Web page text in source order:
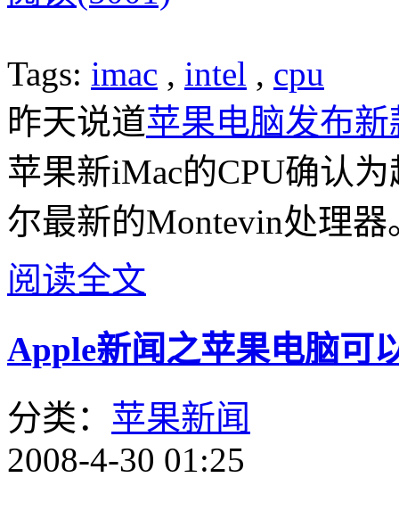
Tags: imac , intel , cpu
昨天说道苹果电脑发布新
苹果新iMac的CPU确认
尔最新的Montevin处理
阅读全文
Apple新闻之苹果电脑可
分类： 苹果新闻
2008-4-30 01:25